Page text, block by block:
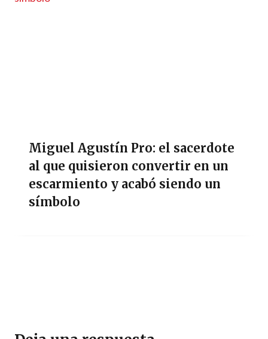
Miguel Agustín Pro: el sacerdote
al que quisieron convertir en un
escarmiento y acabó siendo un
símbolo